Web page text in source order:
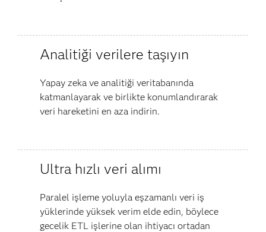
Analitiği verilere taşıyın
Yapay zeka ve analitiği veritabanında
katmanlayarak ve birlikte konumlandırarak
veri hareketini en aza indirin.
Ultra hızlı veri alımı
Paralel işleme yoluyla eşzamanlı veri iş
yüklerinde yüksek verim elde edin, böylece
gecelik ETL işlerine olan ihtiyacı ortadan